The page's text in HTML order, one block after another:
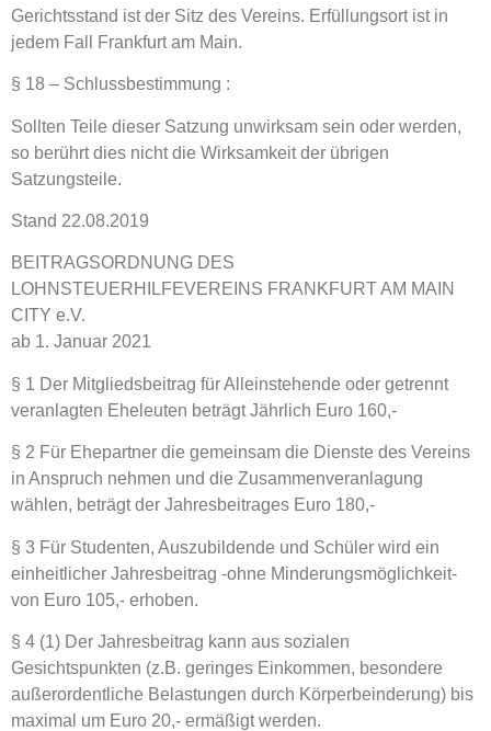
Gerichtsstand ist der Sitz des Vereins. Erfüllungsort ist in
jedem Fall Frankfurt am Main.
§ 18 – Schlussbestimmung :
Sollten Teile dieser Satzung unwirksam sein oder werden,
so berührt dies nicht die Wirksamkeit der übrigen
Satzungsteile.
Stand 22.08.2019
BEITRAGSORDNUNG DES
LOHNSTEUERHILFEVEREINS FRANKFURT AM MAIN
CITY e.V.
ab 1. Januar 2021
§ 1 Der Mitgliedsbeitrag für Alleinstehende oder getrennt
veranlagten Eheleuten beträgt Jährlich Euro 160,-
§ 2 Für Ehepartner die gemeinsam die Dienste des Vereins
in Anspruch nehmen und die Zusammenveranlagung
wählen, beträgt der Jahresbeitrages Euro 180,-
§ 3 Für Studenten, Auszubildende und Schüler wird ein
einheitlicher Jahresbeitrag -ohne Minderungsmöglichkeit-
von Euro 105,- erhoben.
§ 4 (1) Der Jahresbeitrag kann aus sozialen
Gesichtspunkten (z.B. geringes Einkommen, besondere
außerordentliche Belastungen durch Körperbeinderung) bis
maximal um Euro 20,- ermäßigt werden.